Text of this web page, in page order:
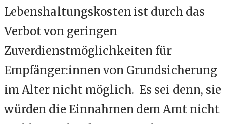
Lebenshaltungskosten ist durch das
Verbot von geringen
Zuverdienstmöglichkeiten für
Empfänger:innen von Grundsicherung
im Alter nicht möglich. Es sei denn, sie
würden die Einnahmen dem Amt nicht